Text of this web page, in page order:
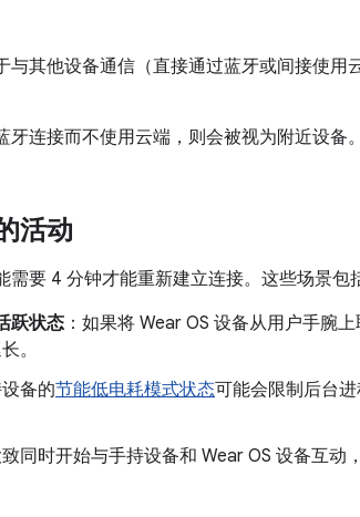
与其他设备通信（直接通过蓝牙或间接使用
连接而不使用云端，则会被视为附近设备。
活动
要 4 分钟才能重新建立连接。这些场景包
跃状态 ：如果将 Wear OS 设备从用户手腕
。
设备的节能低电耗模式状态可能会限制后台
致同时开始与手持设备和 Wear OS 设备互动